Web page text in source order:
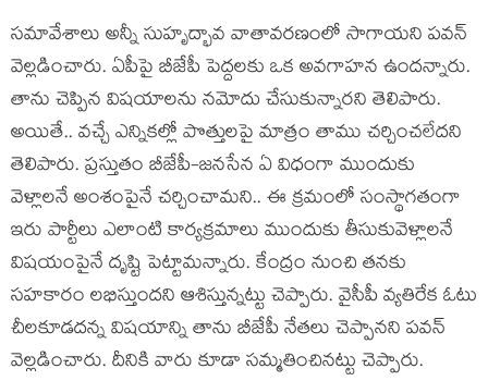
స‌మావేశాలు అన్నీ సుహృద్భావ వాతావ‌ర‌ణంలో సాగాయ‌ని ప‌వ‌న్
వెల్ల‌డించారు. ఏపీపై బీజేపీ పెద్ద‌ల‌కు ఒక అవ‌గాహ‌న ఉంద‌న్నారు.
తాను చెప్పిన విష‌యాల‌ను న‌మోదు చేసుకున్నార‌ని తెలిపారు.
అయితే.. వ‌చ్చే ఎన్నిక‌ల్లో పొత్తుల‌పై మాత్రం తాము చ‌ర్చించ‌లేద‌ని
తెలిపారు. ప్ర‌స్తుతం బీజేపీ-జ‌న‌సేన ఏ విధంగా ముందుకు
వెళ్లాల‌నే అంశంపైనే చ‌ర్చించామ‌ని.. ఈ క్ర‌మంలో సంస్థాగ‌తంగా
ఇరు పార్టీలు ఎలాంటి కార్య‌క్ర‌మాలు ముందుకు తీసుకువెళ్లాల‌నే
విష‌యంపైనే దృష్టి పెట్టామ‌న్నారు. కేంద్రం నుంచి త‌న‌కు
స‌హ‌కారం ల‌భిస్తుంద‌ని ఆశిస్తున్న‌ట్టు చెప్పారు. వైసీపీ వ్య‌తిరేక ఓటు
చీల‌కూడ‌ద‌న్న విష‌యాన్ని తాను బీజేపీ నేత‌లు చెప్పాన‌ని ప‌వ‌న్
వెల్ల‌డించారు. దీనికి వారు కూడా స‌మ్మ‌తించిన‌ట్టు చెప్పారు.